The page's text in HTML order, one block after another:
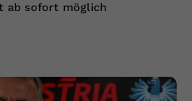
ab sofort möglich